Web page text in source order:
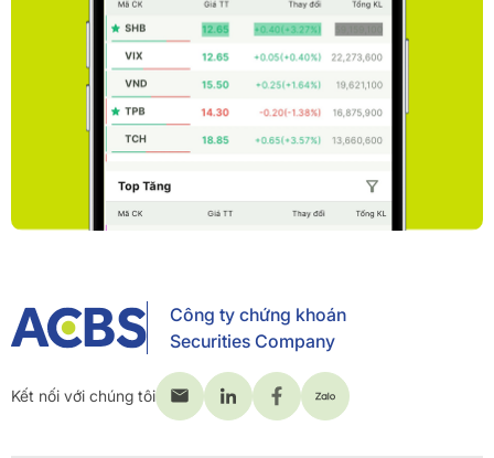
Công ty chứng khoán
Securities Company
Kết nối với chúng tôi